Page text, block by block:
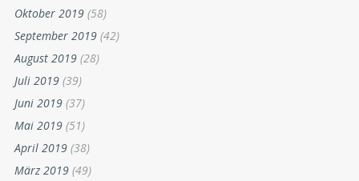
Oktober 2019 (58)
September 2019 (42)
August 2019 (28)
Juli 2019 (39)
Juni 2019 (37)
Mai 2019 (51)
April 2019 (38)
März 2019 (49)